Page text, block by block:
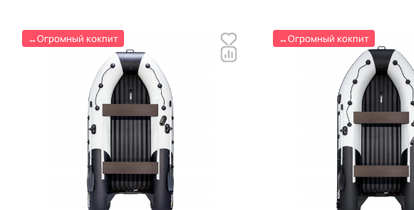
↔️Огромный кокпит ↔️Огромный кокпит